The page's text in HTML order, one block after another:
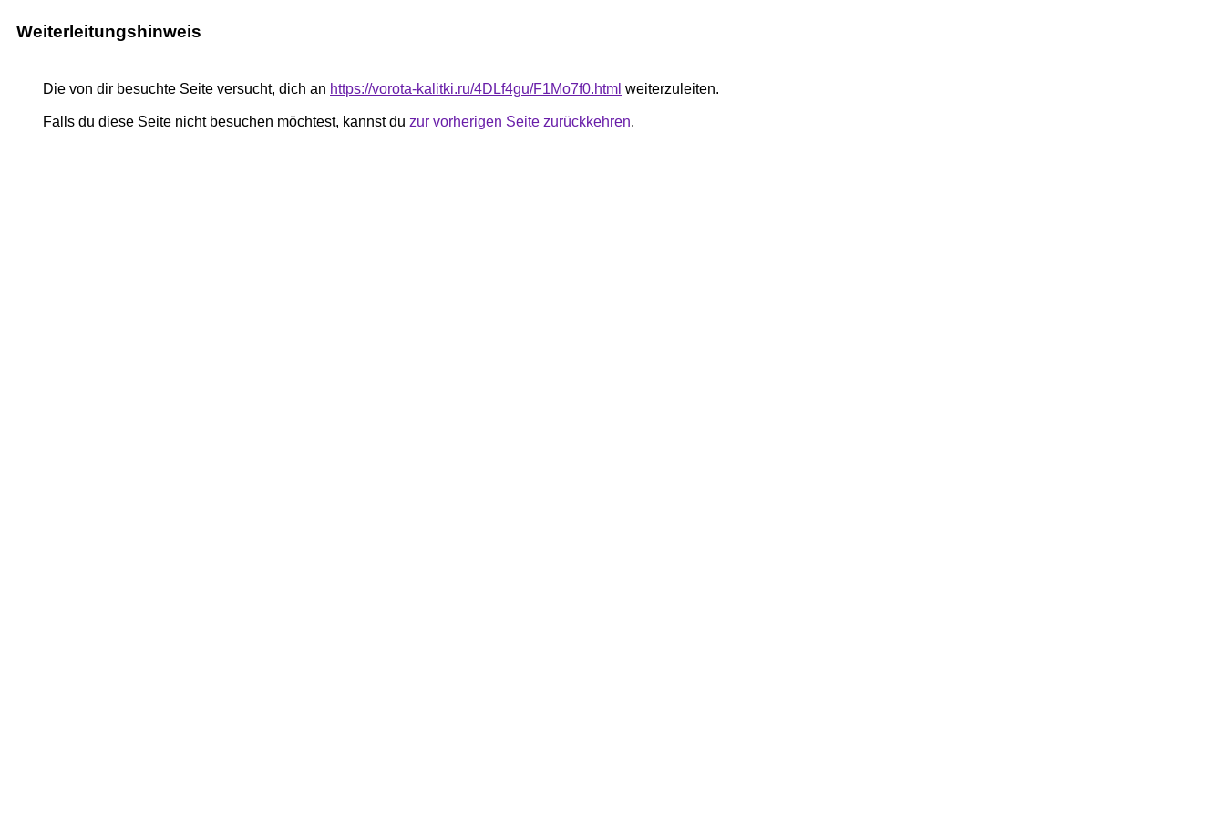
Weiterleitungshinweis
Die von dir besuchte Seite versucht, dich an https://vorota-kalitki.ru/4DLf4gu/F1Mo7f0.html weiterzuleiten.
Falls du diese Seite nicht besuchen möchtest, kannst du zur vorherigen Seite zurückkehren.